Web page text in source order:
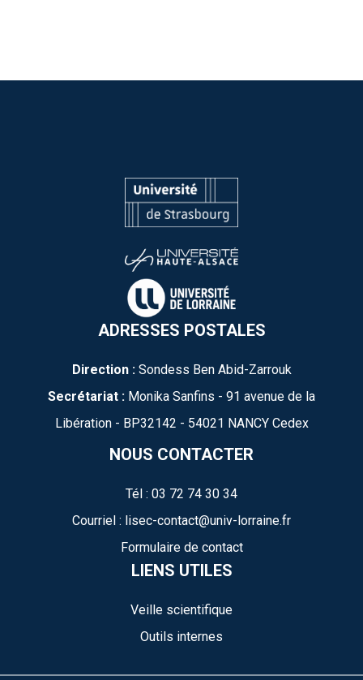
ADRESSES POSTALES
Direction :Sondess Ben Abid-Zarrouk
Secrétariat : Monika Sanfins - 91 avenue de la
Libération - BP32142 - 54021 NANCY Cedex
NOUS CONTACTER
Tél : 03 72 74 30 34
Courriel : lisec-contact@univ-lorraine.fr
Formulaire de contact
LIENS UTILES
Veille scientifique
Outils internes